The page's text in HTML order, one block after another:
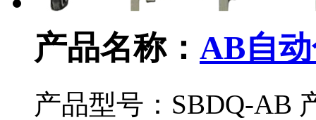
产品名称： AB自
产品型号：SBDQ-AB